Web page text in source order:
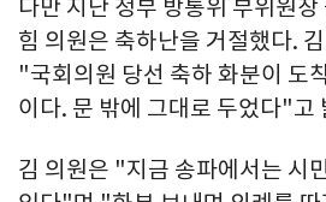
다만 지난 정부 방통위 부위원장
힘 의원은 축하난을 거절했다.
"국회의원 당선 축하 화분이 도
이다. 문 밖에 그대로 두었다"고
김 의원은 "지금 송파에서는 시